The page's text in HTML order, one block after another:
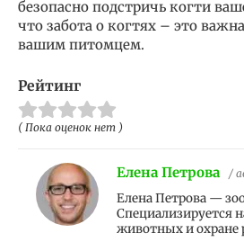
безопасно подстричь когти
что забота о когтях – это
вашим питомцем.
Рейтинг
( Пока оценок нет )
Елена Петрова /
Елена Петрова —
Специализируется
животных и охране